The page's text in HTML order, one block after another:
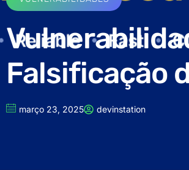
Falsificação
março 23, 2025 devinstation